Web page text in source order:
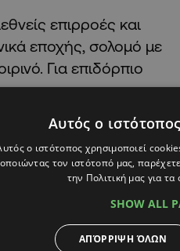
επιρροές και
εποχής, σολομό με
Για επιδόρπιο
Αυτός ο
ο ιστότοπος χρησιμοποιεί
τον ιστότοπό μας,
την Πολιτική μας για
SHOW ALL
ΑΠΌΡΡΙΨΗ ΌΛΩΝ